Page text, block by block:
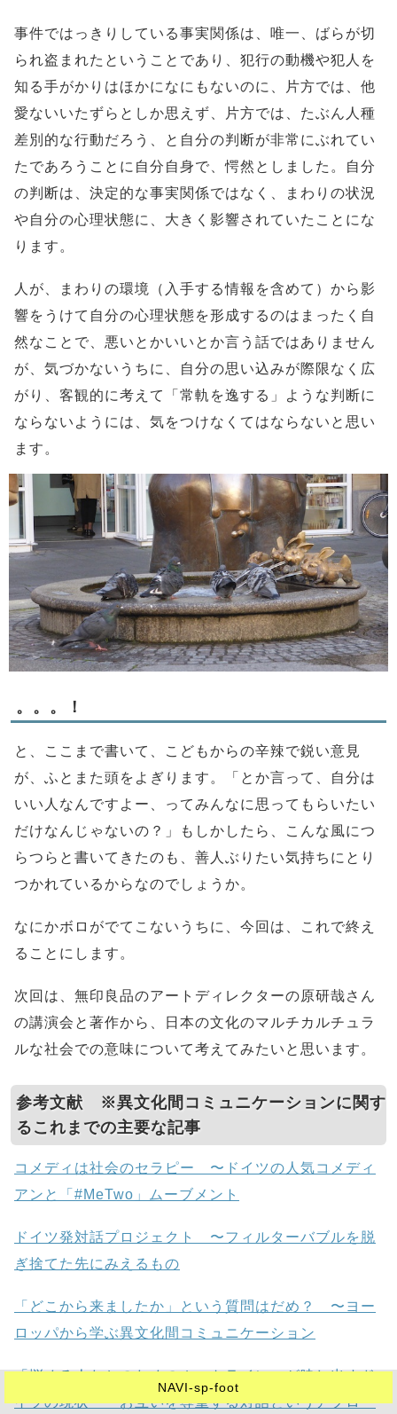
事件ではっきりしている事実関係は、唯一、ばらが切
られ盗まれたということであり、犯行の動機や犯人を
知る手がかりはほかになにもないのに、片方では、他
愛ないいたずらとしか思えず、片方では、たぶん人種
差別的な行動だろう、と自分の判断が非常にぶれてい
たであろうことに自分自身で、愕然としました。自分
の判断は、決定的な事実関係ではなく、まわりの状況
や自分の心理状態に、大きく影響されていたことにな
ります。
人が、まわりの環境（入手する情報を含めて）から影
響をうけて自分の心理状態を形成するのはまったく自
然なことで、悪いとかいいとか言う話ではありません
が、気づかないうちに、自分の思い込みが際限なく広
がり、客観的に考えて「常軌を逸する」ような判断に
ならないようには、気をつけなくてはならないと思い
ます。
。。。！
と、ここまで書いて、こどもからの辛辣で鋭い意見
が、ふとまた頭をよぎります。「とか言って、自分は
いい人なんですよー、ってみんなに思ってもらいたい
だけなんじゃないの？」もしかしたら、こんな風につ
らつらと書いてきたのも、善人ぶりたい気持ちにとり
つかれているからなのでしょうか。
なにかボロがでてこないうちに、今回は、これで終え
ることにします。
次回は、無印良品のアートディレクターの原研哉さん
の講演会と著作から、日本の文化のマルチカルチュラ
ルな社会での意味について考えてみたいと思います。
参考文献 ※異文化間コミュニケーションに関す
るこれまでの主要な記事
コメディは社会のセラピー 〜ドイツの人気コメディ
アンと「#MeTwo」ムーブメント
ドイツ発対話プロジェクト 〜フィルターバブルを脱
ぎ捨てた先にみえるもの
「どこから来ましたか」という質問はだめ？ 〜ヨー
ロッパから学ぶ異文化間コミュニケーション
「悩める人たちのためのホットライン」が映し出すド
イツの現状 〜お互いを尊重する対話というアプロー
NAVI-sp-foot